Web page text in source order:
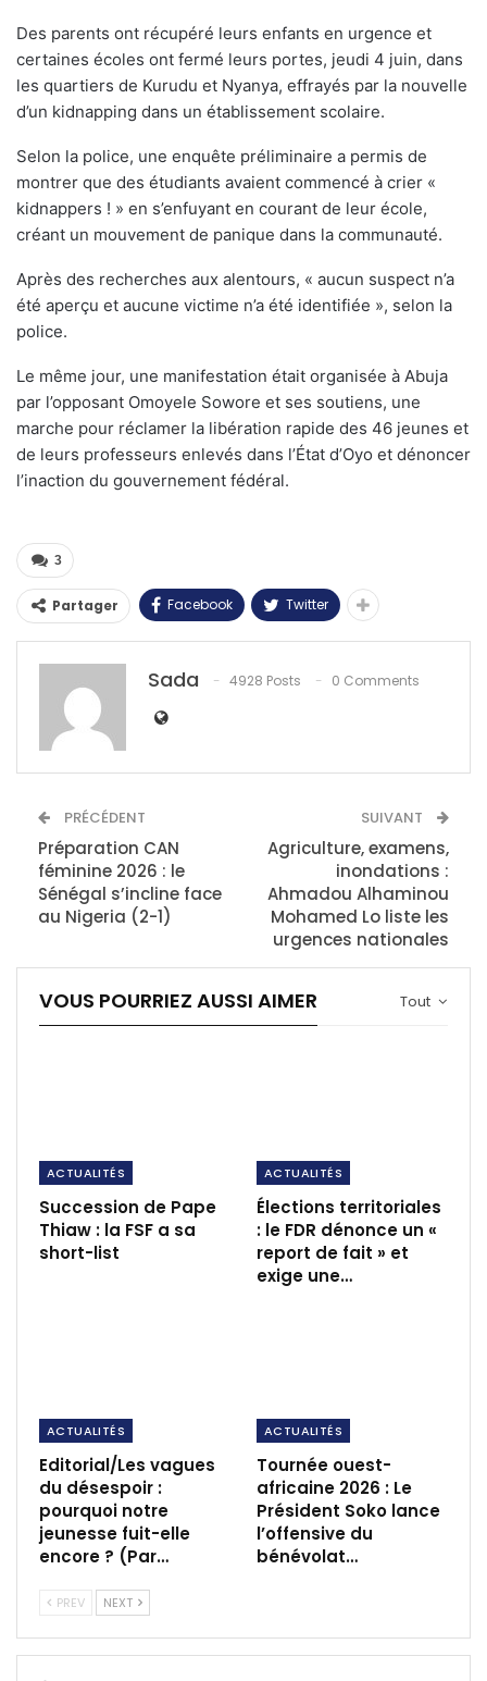
Des parents ont récupéré leurs enfants en urgence et
certaines écoles ont fermé leurs portes, jeudi 4 juin, dans
les quartiers de Kurudu et Nyanya, effrayés par la nouvelle
d’un kidnapping dans un établissement scolaire.
Selon la police, une enquête préliminaire a permis de
montrer que des étudiants avaient commencé à crier «
kidnappers ! » en s’enfuyant en courant de leur école,
créant un mouvement de panique dans la communauté.
Après des recherches aux alentours, « aucun suspect n’a
été aperçu et aucune victime n’a été identifiée », selon la
police.
Le même jour, une manifestation était organisée à Abuja
par l’opposant Omoyele Sowore et ses soutiens, une
marche pour réclamer la libération rapide des 46 jeunes et
de leurs professeurs enlevés dans l’État d’Oyo et dénoncer
l’inaction du gouvernement fédéral.
3
Partager Facebook Twitter
Sada 4928 Posts 0 Comments
PRÉCÉDENT
Préparation CAN
féminine 2026 : le
Sénégal s’incline face
au Nigeria (2-1)
SUIVANT
Agriculture, examens,
inondations :
Ahmadou Alhaminou
Mohamed Lo liste les
urgences nationales
Tout
VOUS POURRIEZ AUSSI AIMER
ACTUALITÉS
Succession de Pape
Thiaw : la FSF a sa
short-list
ACTUALITÉS
Élections territoriales
: le FDR dénonce un «
report de fait » et
exige une…
ACTUALITÉS
Editorial/Les vagues
du désespoir :
pourquoi notre
jeunesse fuit-elle
encore ? (Par…
ACTUALITÉS
Tournée ouest-
africaine 2026 : Le
Président Soko lance
l’offensive du
bénévolat…
PREV NEXT